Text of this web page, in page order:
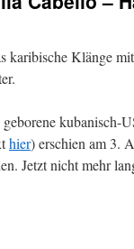
karibische Klänge
kubanisch-
hier) erschien am 3.
Jetzt nicht mehr